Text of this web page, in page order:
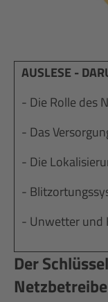
AUSLESE -
- Die Rolle des
- Das
- Die
-
- Unwetter und
Der